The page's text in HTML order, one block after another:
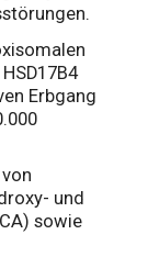
Erbgang
und
sowie